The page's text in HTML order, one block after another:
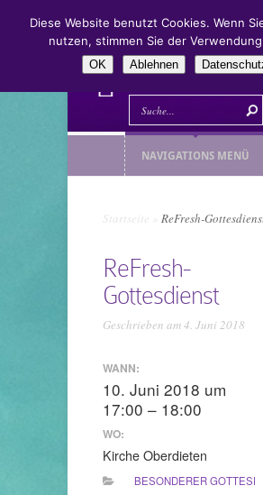
NAVIGATIONS MENÜ
Startseite ReFresh-
ReFresh-
Gottesdienst
Geschrieben am 4. Juni 2018
WANN:
10. Juni 2018 um
17:00 – 18:00
WO:
Kirche Oberdieten
BESONDERER
Diese Website benutzt Cookies. Wenn
nutzen, stimmen Sie der
OK Ablehnen